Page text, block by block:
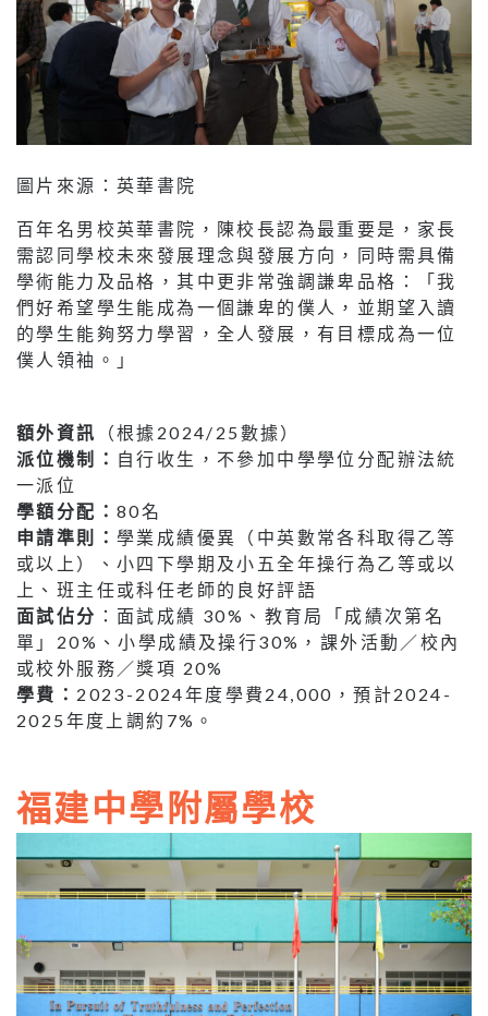
圖片來源：英華書院
百年名男校英華書院，陳校長認為最重要是，家長
需認同學校未來發展理念與發展方向，同時需具備
學術能力及品格，其中更非常強調謙卑品格：「我
們好希望學生能成為一個謙卑的僕人，並期望入讀
的學生能夠努力學習，全人發展，有目標成為一位
僕人領袖。」
額外資訊
（根據2024/25數據）
派位機制： 自行收生，不參加中學學位分配辦法統
一派位
學額分配： 80名
申請準則： 學業成績優異（中英數常各科取得乙等
或以上）、小四下學期及小五全年操行為乙等或以
上、班主任或科任老師的良好評語
面試佔分 ：面試成績 30%、教育局「成績次第名
單」20%、小學成績及操行30%，課外活動／校內
或校外服務／獎項 20%
學費： 2023-2024年度學費24,000，預計2024-
2025年度上調約7%。
福建中學附屬學校